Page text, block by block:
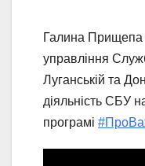
Галина Прищепа
управління
Луганській та
діяльність СБУ
програмі